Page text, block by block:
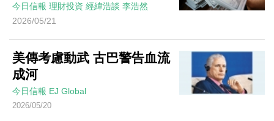
今日信報 理財投資 經緯浩談 李浩然
2026/05/21
美傳考慮動武 古巴警告血流
成河
今日信報 EJ Global
2026/05/20